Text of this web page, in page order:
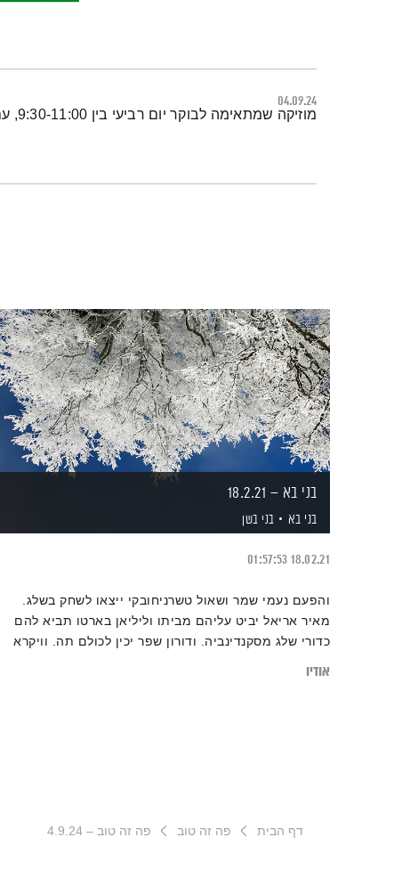
04.09.24
תמצית הפודקאסט
מוזיקה שמתאימה לבוקר יום רביעי בין 9:30-11:00, עם לירון תאני
בני בא – 18.2.21
בני בא בני בשן
18.02.21
01:57:53
והפעם נעמי שמר ושאול טשרניחובקי ייצאו לשחק בשלג.
מאיר אריאל יביט עליהם מביתו וליליאן בארטו תביא להם
כדורי שלג מסקנדינביה. ודורון שפר יכין לכולם תה. וויקרא
אודיו
דף הבית פה זה טוב פה זה טוב – 4.9.24